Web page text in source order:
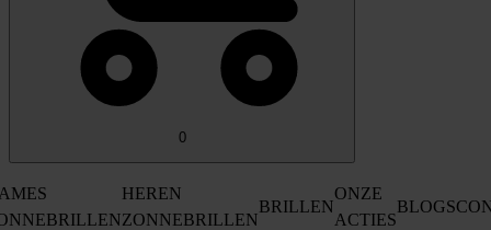
0
HEREN
ZONNEBRILLEN
BRILLEN
ONZE
ACTIES
BLOGS